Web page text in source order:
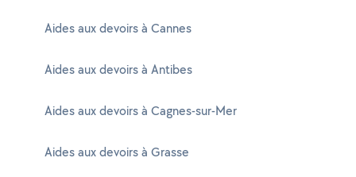
Aides aux devoirs à Cannes
Aides aux devoirs à Antibes
Aides aux devoirs à Cagnes-sur-Mer
Aides aux devoirs à Grasse